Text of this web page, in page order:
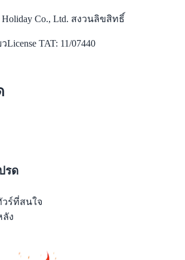
Holiday Co., Ltd. สงวนลิขสิทธิ์
License TAT: 11/07440
รด
ร์ที่สนใจ
ลัง